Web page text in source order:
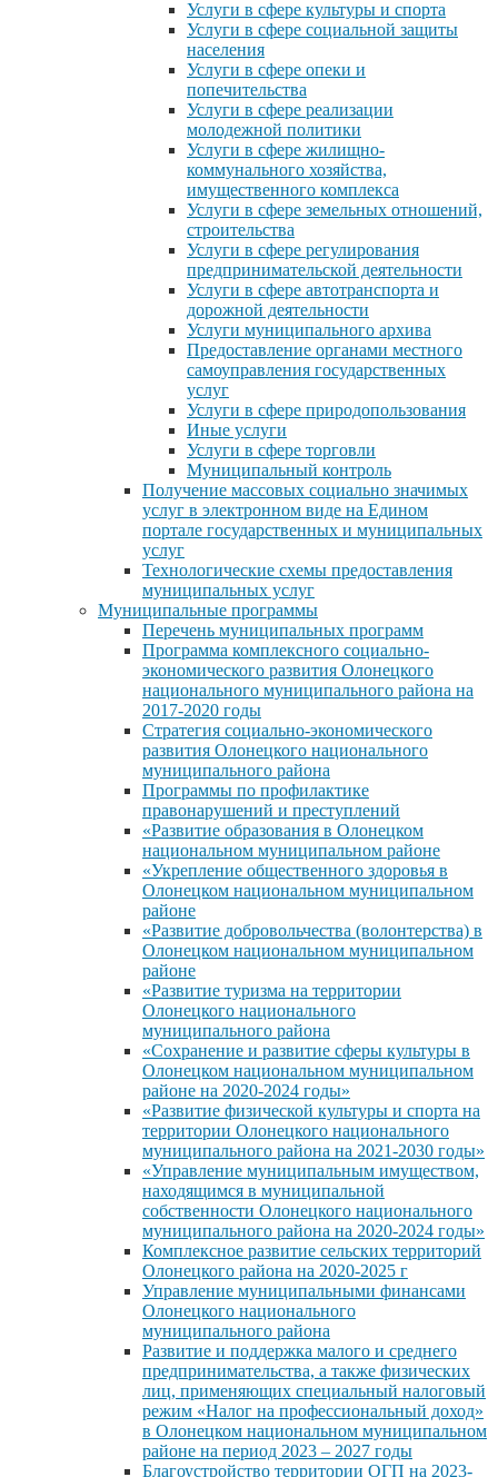
Услуги в сфере культуры и спорта
Услуги в сфере социальной защиты
населения
Услуги в сфере опеки и
попечительства
Услуги в сфере реализации
молодежной политики
Услуги в сфере жилищно-
коммунального хозяйства,
имущественного комплекса
Услуги в сфере земельных отношений,
строительства
Услуги в сфере регулирования
предпринимательской деятельности
Услуги в сфере автотранспорта и
дорожной деятельности
Услуги муниципального архива
Предоставление органами местного
самоуправления государственных
услуг
Услуги в сфере природопользования
Иные услуги
Услуги в сфере торговли
Муниципальный контроль
Получение массовых социально значимых
услуг в электронном виде на Едином
портале государственных и муниципальных
услуг
Технологические схемы предоставления
муниципальных услуг
Муниципальные программы
Перечень муниципальных программ
Программа комплексного социально-
экономического развития Олонецкого
национального муниципального района на
2017-2020 годы
Стратегия социально-экономического
развития Олонецкого национального
муниципального района
Программы по профилактике
правонарушений и преступлений
«Развитие образования в Олонецком
национальном муниципальном районе
«Укрепление общественного здоровья в
Олонецком национальном муниципальном
районе
«Развитие добровольчества (волонтерства) в
Олонецком национальном муниципальном
районе
«Развитие туризма на территории
Олонецкого национального
муниципального района
«Сохранение и развитие сферы культуры в
Олонецком национальном муниципальном
районе на 2020-2024 годы»
«Развитие физической культуры и спорта на
территории Олонецкого национального
муниципального района на 2021-2030 годы»
«Управление муниципальным имуществом,
находящимся в муниципальной
собственности Олонецкого национального
муниципального района на 2020-2024 годы»
Комплексное развитие сельских территорий
Олонецкого района на 2020-2025 г
Управление муниципальными финансами
Олонецкого национального
муниципального района
Развитие и поддержка малого и среднего
предпринимательства, а также физических
лиц, применяющих специальный налоговый
режим «Налог на профессиональный доход»
в Олонецком национальном муниципальном
районе на период 2023 – 2027 годы
Благоустройство территории ОГП на 2023-